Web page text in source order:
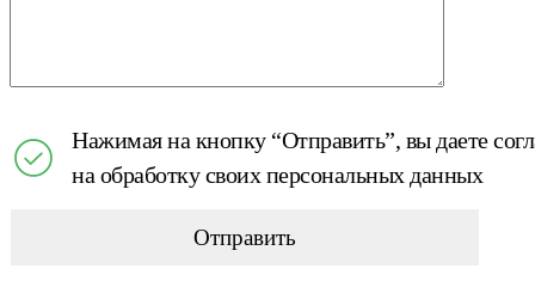
Нажимая на кнопку “Отправить”, вы даете
на обработку своих персональных данных
Отправить